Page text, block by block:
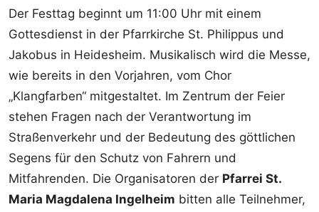
Der Festtag beginnt um 11:00 Uhr mit einem
Gottesdienst in der Pfarrkirche St. Philippus und
Jakobus in Heidesheim. Musikalisch wird die Messe,
wie bereits in den Vorjahren, vom Chor
„Klangfarben“ mitgestaltet. Im Zentrum der Feier
stehen Fragen nach der Verantwortung im
Straßenverkehr und der Bedeutung des göttlichen
Segens für den Schutz von Fahrern und
Mitfahrenden. Die Organisatoren der Pfarrei St.
Maria Magdalena Ingelheim bitten alle Teilnehmer,